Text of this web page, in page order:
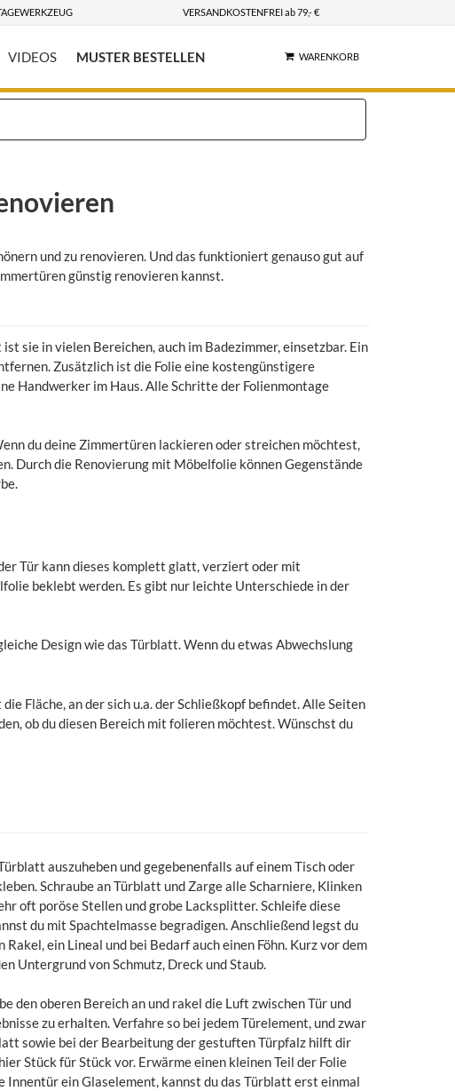
VERSANDKOSTENFREI ab 79,- €
VIDEOS MUSTER BESTELLEN WARENKORB
und zu renovieren. Und das funktioniert genauso gut auf
günstig renovieren kannst.
sie in vielen Bereichen, auch im Badezimmer, einsetzbar. Ein
Zusätzlich ist die Folie eine kostengünstigere
Handwerker im Haus. Alle Schritte der Folienmontage
du deine Zimmertüren lackieren oder streichen möchtest,
Durch die Renovierung mit Möbelfolie können Gegenstände
Tür kann dieses komplett glatt, verziert oder mit
beklebt werden. Es gibt nur leichte Unterschiede in der
Design wie das Türblatt. Wenn du etwas Abwechslung
Fläche, an der sich u.a. der Schließkopf befindet. Alle Seiten
ob du diesen Bereich mit folieren möchtest. Wünschst du
auszuheben und gegebenenfalls auf einem Tisch oder
Schraube an Türblatt und Zarge alle Scharniere, Klinken
oft poröse Stellen und grobe Lacksplitter. Schleife diese
du mit Spachtelmasse begradigen. Anschließend legst du
ein Lineal und bei Bedarf auch einen Föhn. Kurz vor dem
Untergrund von Schmutz, Dreck und Staub.
den oberen Bereich an und rakel die Luft zwischen Tür und
zu erhalten. Verfahre so bei jedem Türelement, und zwar
sowie bei der Bearbeitung der gestuften Türpfalz hilft dir
Stück für Stück vor. Erwärme einen kleinen Teil der Folie
Innentür ein Glaselement, kannst du das Türblatt erst einmal